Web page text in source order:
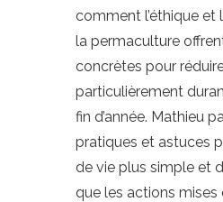
comment l’éthique et
la permaculture
concrètes pour
particulièrement
fin d’année. Mathieu
pratiques et astuces
de vie plus simple et
que les actions mises